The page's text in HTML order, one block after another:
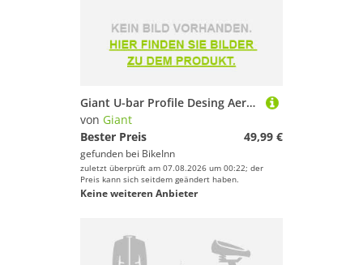
Giant U-bar Profile Desing Aero Bars Silber
von Giant
Bester Preis
49,99 €
gefunden bei BikeInn
zuletzt überprüft am 07.08.2026 um 00:22; der
Preis kann sich seitdem geändert haben.
Keine weiteren Anbieter